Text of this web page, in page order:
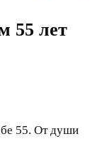
55 лет
55. От души